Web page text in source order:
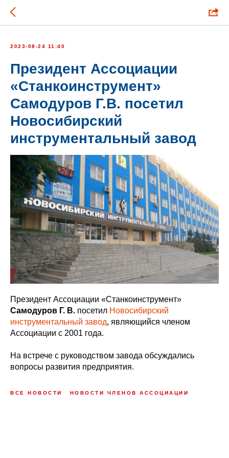
2023-08-24 11:40
Президент Ассоциации
«Станкоинструмент»
Самодуров Г.В. посетил
Новосибирский
инструментальный завод
Президент Ассоциации «Станкоинструмент»
Самодуров Г. В. посетил Новосибирский
инструментальный завод, являющийся членом
Ассоциации с 2001 года.
На встрече с руководством завода обсуждались
вопросы развития предприятия.
ВСЕ НОВОСТИ НОВОСТИ ЧЛЕНОВ АССОЦИАЦИИ